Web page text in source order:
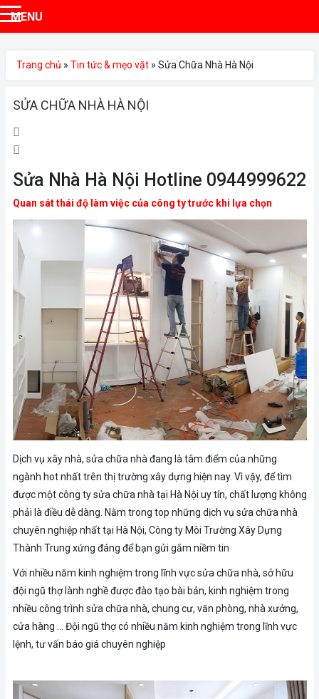
MENU
Trang chủ » Tin tức & mẹo vặt» Sửa Chữa Nhà Hà Nội
SỬA CHỮA NHÀ HÀ NỘI
Sửa Nhà Hà Nội Hotline 0944999622
Quan sát thái độ làm việc của công ty trước khi lựa chọn
Dịch vụ xây nhà, sửa chữa nhà đang là tâm điểm của những
ngành hot nhất trên thị trường xây dựng hiện nay. Vì vậy, để tìm
được một công ty sửa chữa nhà tại Hà Nội uy tín, chất lượng không
phải là điều dễ dàng. Nằm trong top những dịch vụ sửa chữa nhà
chuyên nghiệp nhất tại Hà Nội, Công ty Môi Trường Xây Dựng
Thành Trung xứng đáng để bạn gửi gắm niềm tin
Với nhiều năm kinh nghiệm trong lĩnh vực sửa chữa nhà, sở hữu
đội ngũ thợ lành nghề được đào tạo bài bản, kinh nghiệm trong
nhiều công trình sửa chữa nhà, chung cư, văn phòng, nhà xưởng,
cửa hàng … Đội ngũ thợ có nhiều năm kinh nghiệm trong lĩnh vực
lệnh, tư vấn báo giá chuyên nghiệp